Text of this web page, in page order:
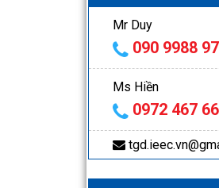
Mr Duy
090 9988
Ms Hiền
0972 467